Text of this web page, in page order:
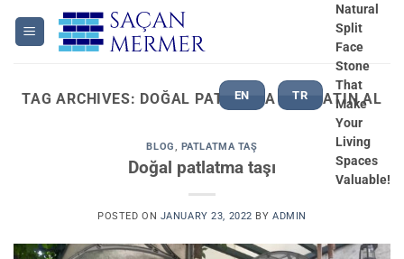
EN TR
Natural
Split
Face
Stone
That
Make
Your
Living
Spaces
Valuable!
TAG ARCHIVES: DOĞAL PATLATMA TAŞ SATIN AL
BLOG, PATLATMA TAŞ
Doğal patlatma taşı
POSTED ON JANUARY 23, 2022 BY ADMIN